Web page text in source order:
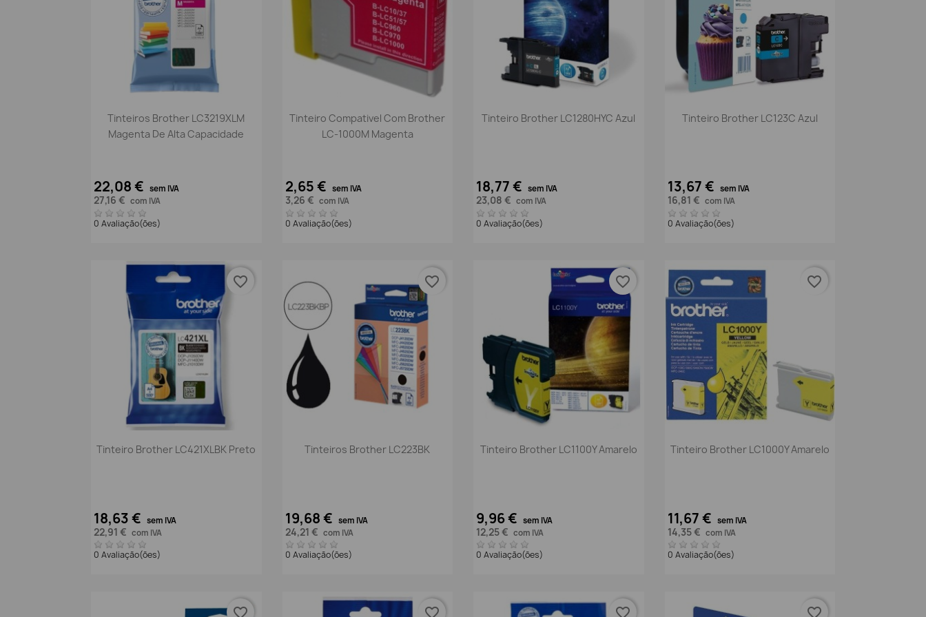
Vista rápida
Tinteiros Brother LC3219XLM
Magenta De Alta Capacidade
22,08 € sem IVA
27,16 € com IVA
0 Avaliação(ões)
Vista rápida
Tinteiro Compativel Com Brother
LC-1000M Magenta
2,65 € sem IVA
3,26 € com IVA
0 Avaliação(ões)
Vista rápida
Tinteiro Brother LC1280HYC Azul
18,77 € sem IVA
23,08 € com IVA
0 Avaliação(ões)
 Vista rápidaTinteiro Brother LC123C Azul
13,67 € sem IVA
16,81 € com IVA
0 Avaliação(ões)
Vista rápida
Tinteiro Brother LC421XLBK Preto
18,63 € sem IVA
22,91 € com IVA
0 Avaliação(ões)
favorite_border
Vista rápida
Tinteiros Brother LC223BK
19,68 € sem IVA
24,21 € com IVA
0 Avaliação(ões)
favorite_border
Vista rápida
Tinteiro Brother LC1100Y Amarelo
9,96 € sem IVA
12,25 € com IVA
0 Avaliação(ões)
favorite_border
Vista rápida
Tinteiro Brother LC1000Y Amarelo
11,67 € sem IVA
14,35 € com IVA
0 Avaliação(ões)
favorite_border
favorite_border favorite_border favorite_border favorite_border